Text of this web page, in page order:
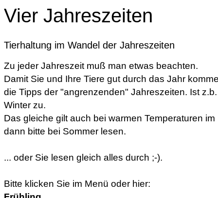
Vier Jahreszeiten
Tierhaltung im Wandel der Jahreszeiten
Zu jeder Jahreszeit muß man etwas beachten.
Damit Sie und Ihre Tiere gut durch das Jahr
die Tipps der "angrenzenden" Jahreszeiten. Ist
Winter zu.
Das gleiche gilt auch bei warmen Temperaturen
dann bitte bei Sommer lesen.
... oder Sie lesen gleich alles durch ;-).
Bitte klicken Sie im Menü oder hier: